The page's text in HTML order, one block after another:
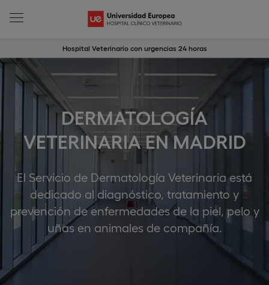
Hospital Veterinario con urgencias 24 horas
DERMATOLOGÍA
VETERINARIA EN MADRID
El Servicio de Dermatología Veterinaria está
dedicado al diagnóstico, tratamiento y
prevención de enfermedades de la piel, pelo y
uñas en animales de compañía.